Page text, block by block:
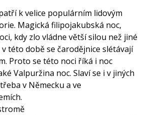
k velice populárním lidovým
Magická filipojakubská noc,
kdy zlo vládne větší silou než jiné
v této době se čarodějnice slétávají
Proto se této noci říká i noc
Valpuržina noc. Slaví se i v jiných
v Německu a ve